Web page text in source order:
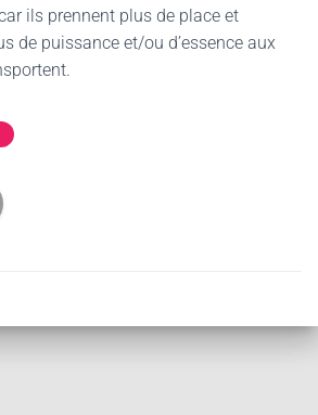
ils prennent plus de place et
de puissance et/ou d’essence aux